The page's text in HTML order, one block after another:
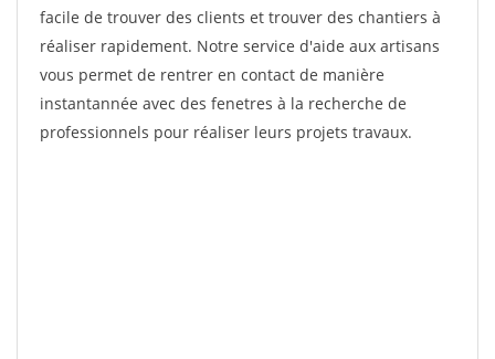
facile de trouver des clients et trouver des chantiers à
réaliser rapidement. Notre service d'aide aux artisans
vous permet de rentrer en contact de manière
instantannée avec des fenetres à la recherche de
professionnels pour réaliser leurs projets travaux.